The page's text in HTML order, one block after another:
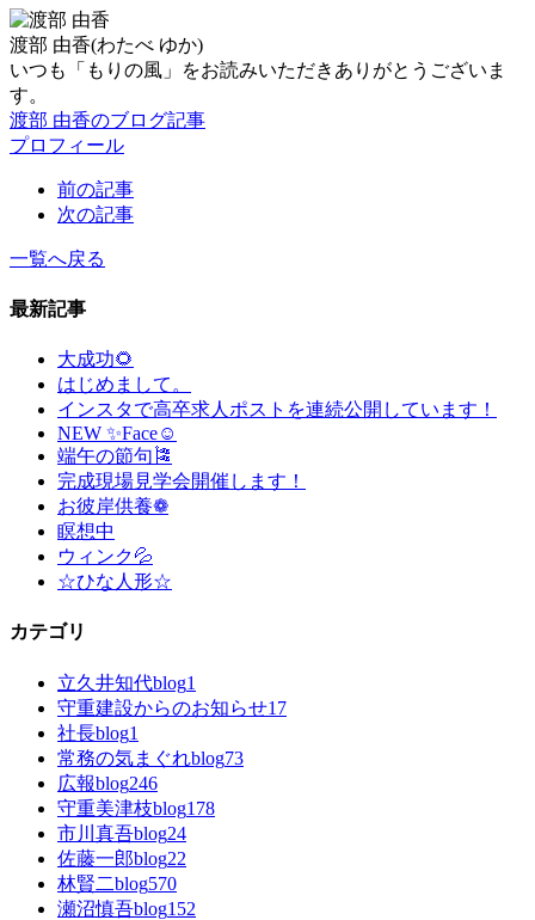
渡部 由香(わたべ ゆか)
いつも「もりの風」をお読みいただきありがとうございま
す。
渡部 由香のブログ記事
プロフィール
前の記事
次の記事
一覧へ戻る
最新記事
大成功🌻
はじめまして。
インスタで高卒求人ポストを連続公開しています！
NEW ✨Face☺
端午の節句🎏
完成現場見学会開催します！
お彼岸供養❁
瞑想中
ウィンク💦
☆ひな人形☆
カテゴリ
立久井知代blog1
守重建設からのお知らせ17
社長blog1
常務の気まぐれblog73
広報blog246
守重美津枝blog178
市川真吾blog24
佐藤一郎blog22
林賢二blog570
瀬沼慎吾blog152